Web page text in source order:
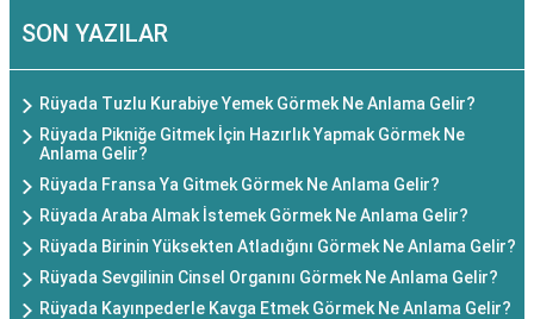
SON YAZILAR
Rüyada Tuzlu Kurabiye Yemek Görmek Ne Anlama Gelir?
Rüyada Pikniğe Gitmek İçin Hazırlık Yapmak Görmek Ne
Anlama Gelir?
Rüyada Fransa Ya Gitmek Görmek Ne Anlama Gelir?
Rüyada Araba Almak İstemek Görmek Ne Anlama Gelir?
Rüyada Birinin Yüksekten Atladığını Görmek Ne Anlama Gelir?
Rüyada Sevgilinin Cinsel Organını Görmek Ne Anlama Gelir?
Rüyada Kayınpederle Kavga Etmek Görmek Ne Anlama Gelir?